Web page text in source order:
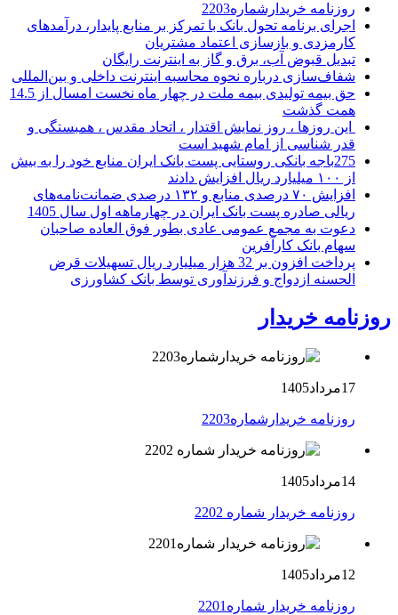
روزنامه خریدارشماره2203
اجرای برنامه تحول بانک با تمرکز بر منابع پایدار، درآمدهای
کارمزدی و بازسازی اعتماد مشتریان
تبدیل قبوض آب، برق و گاز به اینترنت رایگان
شفاف‌سازی درباره نحوه محاسبه اینترنت داخلی و بین‌المللی
حق بیمه تولیدی بیمه ملت در چهار ماه نخست امسال از 14.5
همت گذشت
این روزها ، روز نمایش اقتدار ، اتحاد مقدس ، همبستگی و
قدر شناسی از امام شهید است
275باجه بانکی روستایی پست بانک ایران منابع خود را به بیش
از ۱۰۰ میلیارد ریال افزایش دادند
افزایش ۷۰ درصدی منابع و ۱۳۲ درصدی ضمانت‌نامه‌های
ریالی صادره پست بانک ایران در چهارماهه اول سال 1405
دعوت به مجمع عمومی عادی بطور فوق العاده صاحبان
سهام بانک کارآفرین
پرداخت افزون بر 32 هزار میلیارد ریال تسهیلات قرض
الحسنه ازدواج و فرزندآوری توسط بانک کشاورزی
روزنامه خریدار
17مرداد1405
روزنامه خریدارشماره2203
14مرداد1405
روزنامه خریدار شماره 2202
12مرداد1405
روزنامه خریدار شماره2201